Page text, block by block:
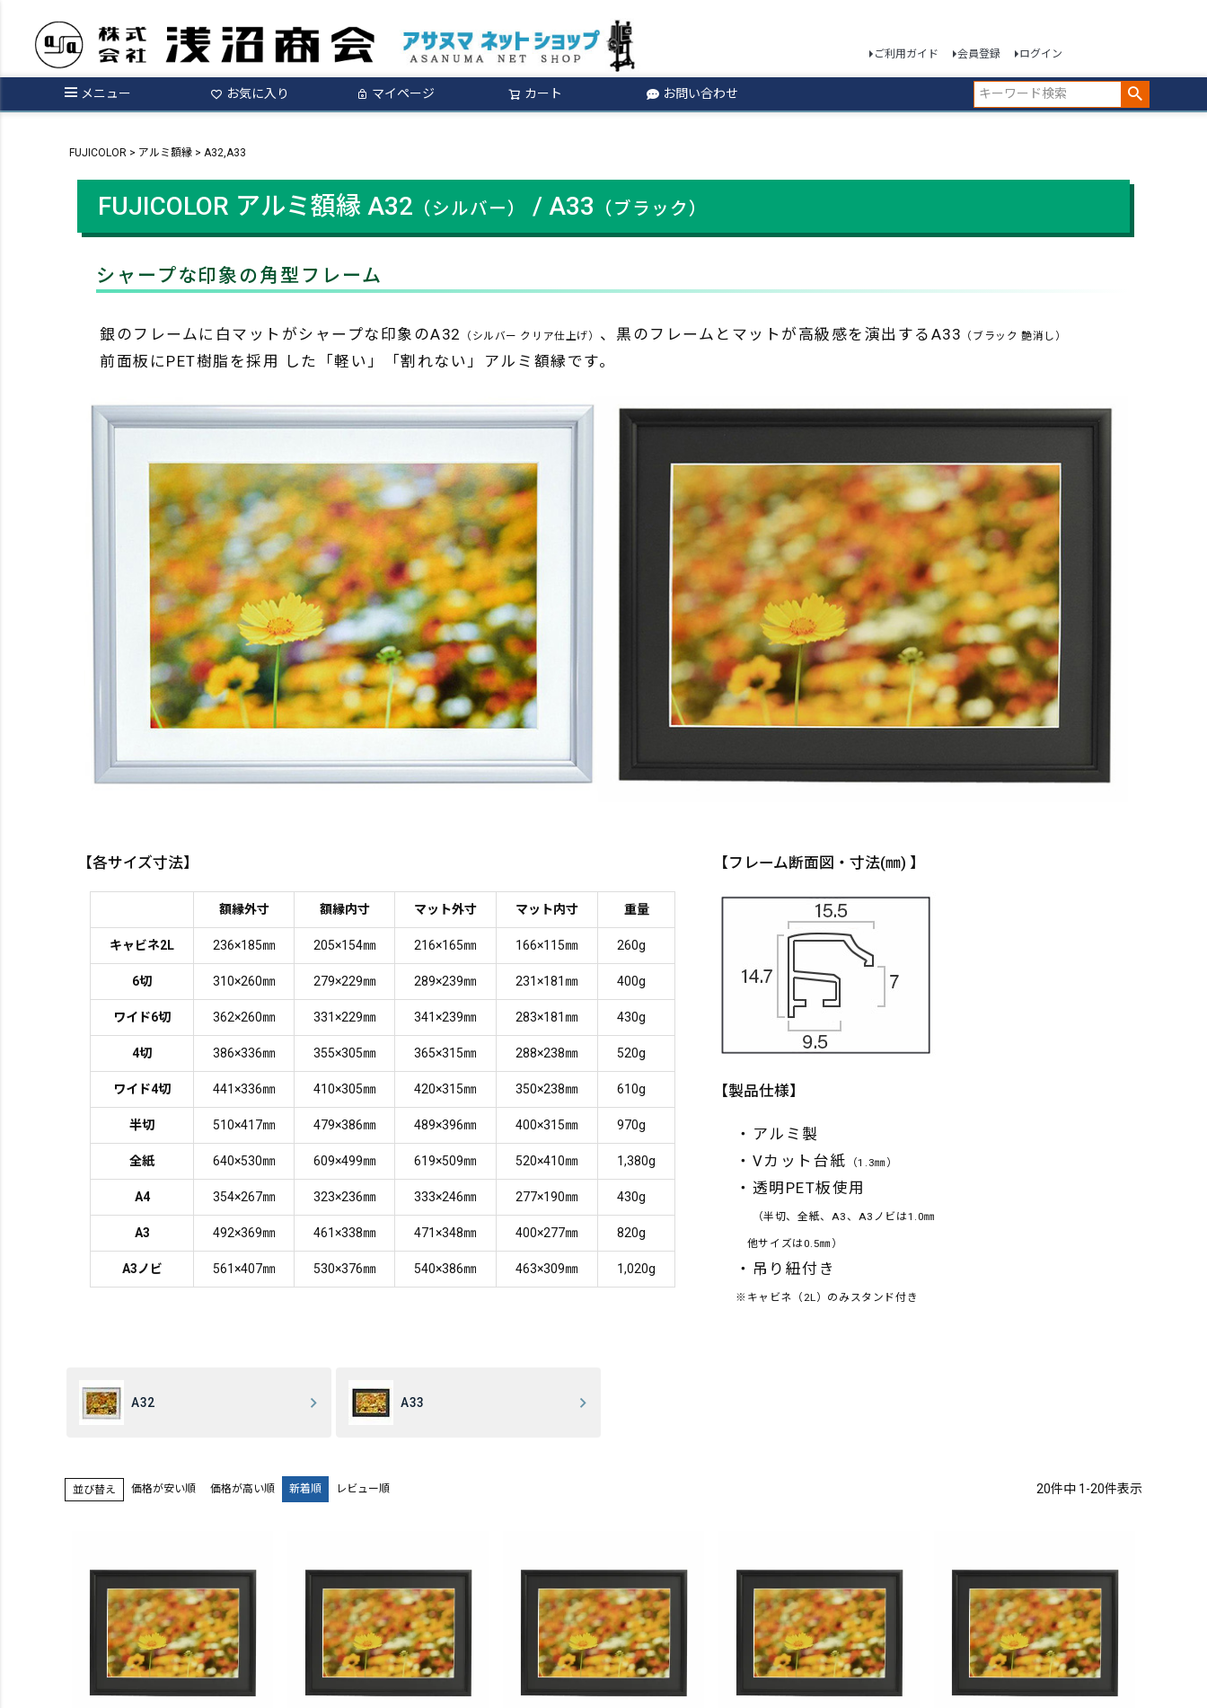
ご利用ガイド 会員登録 ログイン
メニュー お気に入り マイページ カート お問い合わせ
検索
FUJICOLOR アルミ額縁 A32,A33
FUJICOLOR アルミ額縁 A32 （シルバー） / A33 （ブラック）
シャープな印象の角型フレーム
銀のフレームに白マットがシャープな印象のA32 （シルバー クリア仕上げ） 、黒のフレームとマットが高級感を演出するA33 （ブラック 艶消し）
前面板にPET樹脂を採用 した「軽い」「割れない」アルミ額縁です。
【各サイズ寸法】
額縁外寸 額縁内寸 マット外寸 マット内寸 重量
キャビネ2L 236×185㎜ 205×154㎜ 216×165㎜ 166×115㎜ 260g
6切 310×260㎜ 279×229㎜ 289×239㎜ 231×181㎜ 400g
ワイド6切 362×260㎜ 331×229㎜ 341×239㎜ 283×181㎜ 430g
4切 386×336㎜ 355×305㎜ 365×315㎜ 288×238㎜ 520g
ワイド4切 441×336㎜ 410×305㎜ 420×315㎜ 350×238㎜ 610g
半切 510×417㎜ 479×386㎜ 489×396㎜ 400×315㎜ 970g
全紙 640×530㎜ 609×499㎜ 619×509㎜ 520×410㎜ 1,380g
A4 354×267㎜ 323×236㎜ 333×246㎜ 277×190㎜ 430g
A3 492×369㎜ 461×338㎜ 471×348㎜ 400×277㎜ 820g
A3ノビ 561×407㎜ 530×376㎜ 540×386㎜ 463×309㎜ 1,020g
【フレーム断面図・寸法(㎜) 】
【製品仕様】
・アルミ製
・Vカット台紙
（1.3㎜）
・透明PET板使用
（半切、全紙、A3、A3ノビは1.0㎜
他サイズは0.5㎜）
・吊り紐付き
※キャビネ（2L）のみスタンド付き
A32 A33
並び替え 価格が安い順 価格が高い順 新着順 レビュー順 20件中 1 -20件表示